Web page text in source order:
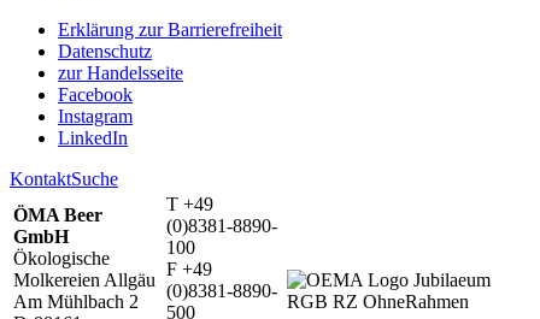
Erklärung zur Barrierefreiheit
Datenschutz
zur Handelsseite
Facebook
Instagram
LinkedIn
KontaktSuche
ÖMA Beer
GmbH
Ökologische
Molkereien Allgäu
Am Mühlbach 2
T +49
(0)8381-8890-
100
F +49
(0)8381-8890-
500